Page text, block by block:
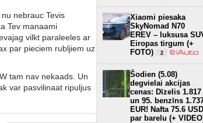
nebrauc Tevis
Tev manaami
vilkt paraleeles ar
par pieciem rubljiem uz
tam nav nekaads. Un
var pasvilinaat ripuljus
Xiaomi piesaka
SkyNomad N70
EREV – luksusa
Eiropas tirgum (+
FOTO)
2
Šodien (5.08)
degvielai akcijas
cenas: Dīzelis 1.817
un 95. benzīns
EUR! Nafta 75.6 USD
par barelu (+